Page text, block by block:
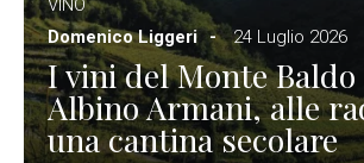
VINO
Domenico Liggeri
24 Luglio 2026
I vini del Monte
Albino Armani, alle
una cantina secolare